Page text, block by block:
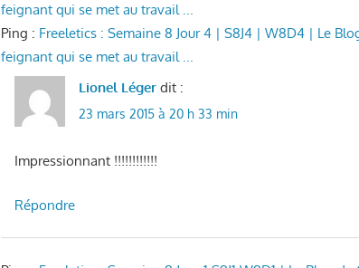
feignant qui se met au travail ...
Ping : Freeletics : Semaine 8 Jour 4 | S8J4 | W8D4 | Le
feignant qui se met au travail ...
Lionel Léger dit :
23 mars 2015 à 20 h 33 min
Impressionnant !!!!!!!!!!!!
Répondre